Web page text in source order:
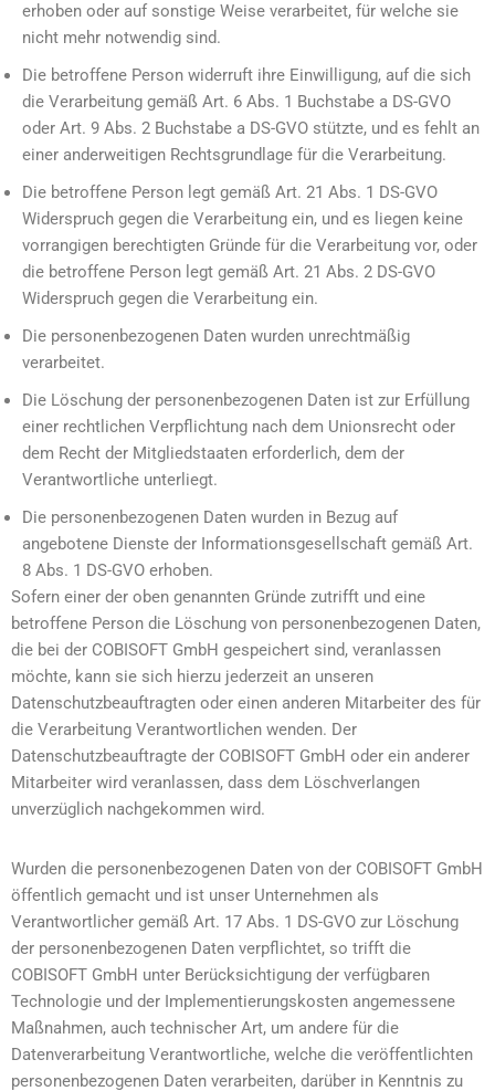
erhoben oder auf sonstige Weise verarbeitet, für welche sie
nicht mehr notwendig sind.
Die betroffene Person widerruft ihre Einwilligung, auf die sich
die Verarbeitung gemäß Art. 6 Abs. 1 Buchstabe a DS-GVO
oder Art. 9 Abs. 2 Buchstabe a DS-GVO stützte, und es fehlt an
einer anderweitigen Rechtsgrundlage für die Verarbeitung.
Die betroffene Person legt gemäß Art. 21 Abs. 1 DS-GVO
Widerspruch gegen die Verarbeitung ein, und es liegen keine
vorrangigen berechtigten Gründe für die Verarbeitung vor, oder
die betroffene Person legt gemäß Art. 21 Abs. 2 DS-GVO
Widerspruch gegen die Verarbeitung ein.
Die personenbezogenen Daten wurden unrechtmäßig
verarbeitet.
Die Löschung der personenbezogenen Daten ist zur Erfüllung
einer rechtlichen Verpflichtung nach dem Unionsrecht oder
dem Recht der Mitgliedstaaten erforderlich, dem der
Verantwortliche unterliegt.
Die personenbezogenen Daten wurden in Bezug auf
angebotene Dienste der Informationsgesellschaft gemäß Art.
8 Abs. 1 DS-GVO erhoben.
Sofern einer der oben genannten Gründe zutrifft und eine
betroffene Person die Löschung von personenbezogenen Daten,
die bei der COBISOFT GmbH gespeichert sind, veranlassen
möchte, kann sie sich hierzu jederzeit an unseren
Datenschutzbeauftragten oder einen anderen Mitarbeiter des für
die Verarbeitung Verantwortlichen wenden. Der
Datenschutzbeauftragte der COBISOFT GmbH oder ein anderer
Mitarbeiter wird veranlassen, dass dem Löschverlangen
unverzüglich nachgekommen wird.
Wurden die personenbezogenen Daten von der COBISOFT GmbH
öffentlich gemacht und ist unser Unternehmen als
Verantwortlicher gemäß Art. 17 Abs. 1 DS-GVO zur Löschung
der personenbezogenen Daten verpflichtet, so trifft die
COBISOFT GmbH unter Berücksichtigung der verfügbaren
Technologie und der Implementierungskosten angemessene
Maßnahmen, auch technischer Art, um andere für die
Datenverarbeitung Verantwortliche, welche die veröffentlichten
personenbezogenen Daten verarbeiten, darüber in Kenntnis zu